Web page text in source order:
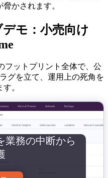
かされます。
モ：小売向け
フットプリント全体で、公
グを立て、運用上の死角を
。
業務の中断から